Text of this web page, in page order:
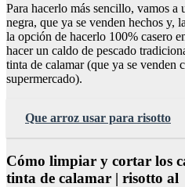
Para hacerlo más sencillo, vamos
negra, que ya se venden hechos y,
la opción de hacerlo 100% casero
hacer un caldo de pescado
tinta de calamar (que ya se venden
supermercado).
Que arroz usar para risotto
Cómo limpiar y cortar los
tinta de calamar | risotto al